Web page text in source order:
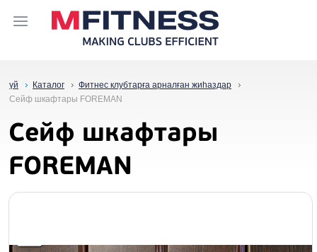
үй Каталог
Фитнес клубтарға арналған жиһаздар
Сейф шкафтары FOREMAN
Сейф шкафтары
FOREMAN